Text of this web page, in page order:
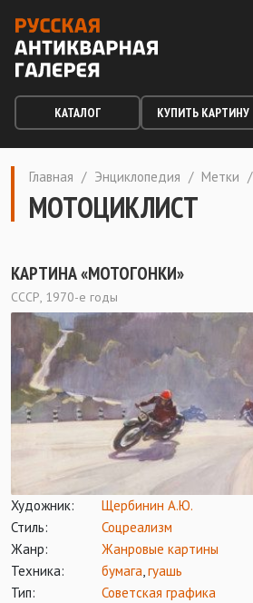
КАТАЛОГ КУПИТЬ КАРТИНУ
Главная / Энциклопедия / Метки /
МОТОЦИКЛИСТ
КАРТИНА «МОТОГОНКИ»
СССР, 1970-е годы
Художник:
Щербинин А.Ю.
Стиль:
Соцреализм
Жанр:
Жанровые картины
Техника:
бумага,гуашь
Тип:
Советская графика